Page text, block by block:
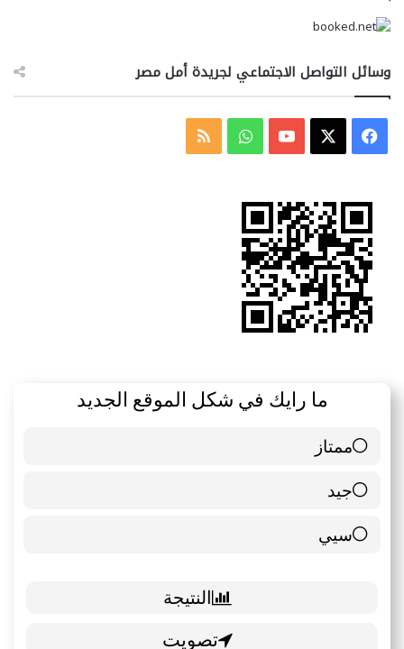
وسائل التواصل الاجتماعي لجريدة أمل مصر
فيسبوك ‫YouTubeواتسابملخص
ما رايك في شكل الموقع الجديد
ممتاز
6 ( 85.71 % )
جيد
0 ( 0 % )
سيي
1 ( 14.29 % )